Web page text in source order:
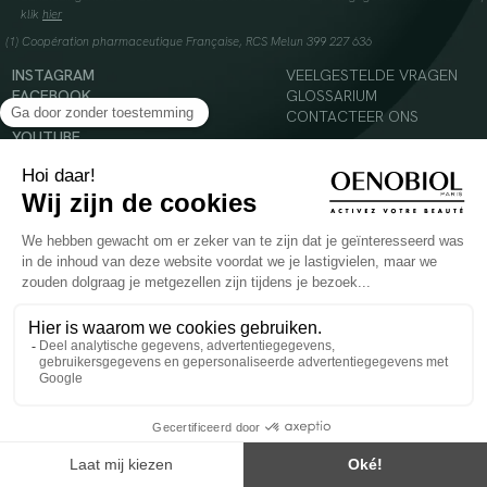
klik hier
(1) Coopération pharmaceutique Française, RCS Melun 399 227 636
INSTAGRAM
FACEBOOK
TIKTOK
YOUTUBE
VEELGESTELDE VRAGEN
GLOSSARIUM
CONTACTEER ONS
Voedingssupplement dat moet worden geconsumeerd als onderdeel van een gevarieerde,
evenwichtige voeding en een gezonde levensstijl. Aanbevolen dagelijkse dosis niet
overschrijden. Enkel voor volwassenen, buiten het bereik van kinderen houden.